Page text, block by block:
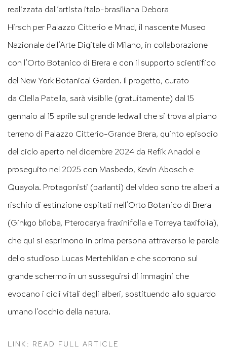
realizzata dall’artista italo-brasiliana Debora
Hirsch per Palazzo Citterio e Mnad, il nascente Museo
Nazionale dell’Arte Digitale di Milano, in collaborazione
con l’Orto Botanico di Brera e con il supporto scientifico
del New York Botanical Garden. Il progetto, curato
da Clelia Patella, sarà visibile (gratuitamente) dal 15
gennaio al 15 aprile sul grande ledwall che si trova al piano
terreno di Palazzo Citterio-Grande Brera, quinto episodio
del ciclo aperto nel dicembre 2024 da Refik Anadol e
proseguito nel 2025 con Masbedo, Kevin Abosch e
Quayola. Protagonisti (parlanti) del video sono tre alberi a
rischio di estinzione ospitati nell’Orto Botanico di Brera
(Ginkgo biloba, Pterocarya fraxinifolia eTorreya taxifolia),
che qui si esprimono in prima persona attraverso le parole
dello studioso Lucas Mertehikian e che scorrono sul
grande schermo in un susseguirsi di immagini che
evocano i cicli vitali degli alberi, sostituendo allo sguardo
umano l’occhio della natura.
LINK: READ FULL ARTICLE